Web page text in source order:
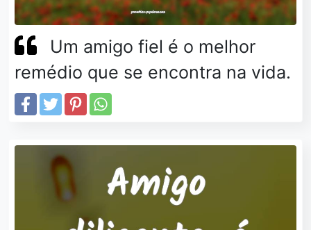
Um amigo fiel é o melhor
remédio que se encontra na vida.